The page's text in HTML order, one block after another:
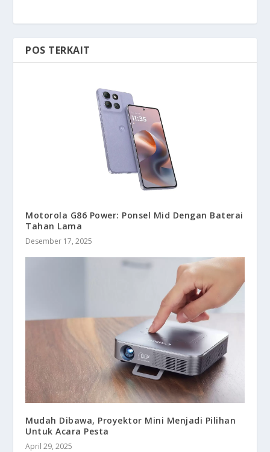
POS TERKAIT
Motorola G86 Power: Ponsel Mid Dengan Baterai
Tahan Lama
Desember 17, 2025
Mudah Dibawa, Proyektor Mini Menjadi Pilihan
Untuk Acara Pesta
April 29, 2025